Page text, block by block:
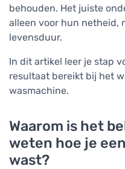
behouden. Het juiste
alleen voor hun netheid,
levensduur.
In dit artikel leer je stap
resultaat bereikt bij het
wasmachine.
Waarom is het
weten hoe je
wast?